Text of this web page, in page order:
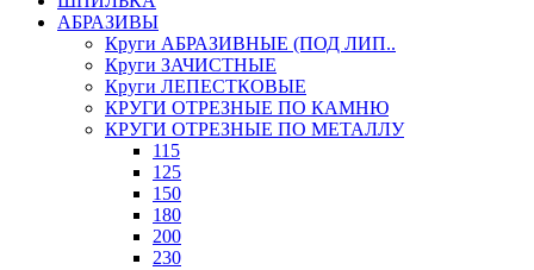
АБРАЗИВЫ
Круги АБРАЗИВНЫЕ (ПОД ЛИП..
Круги ЗАЧИСТНЫЕ
Круги ЛЕПЕСТКОВЫЕ
КРУГИ ОТРЕЗНЫЕ ПО КАМНЮ
КРУГИ ОТРЕЗНЫЕ ПО МЕТАЛЛУ
115
125
150
180
200
230